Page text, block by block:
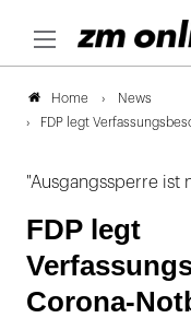
Home
News
FDP legt
"Ausgangssperre ist
FDP legt
Corona-